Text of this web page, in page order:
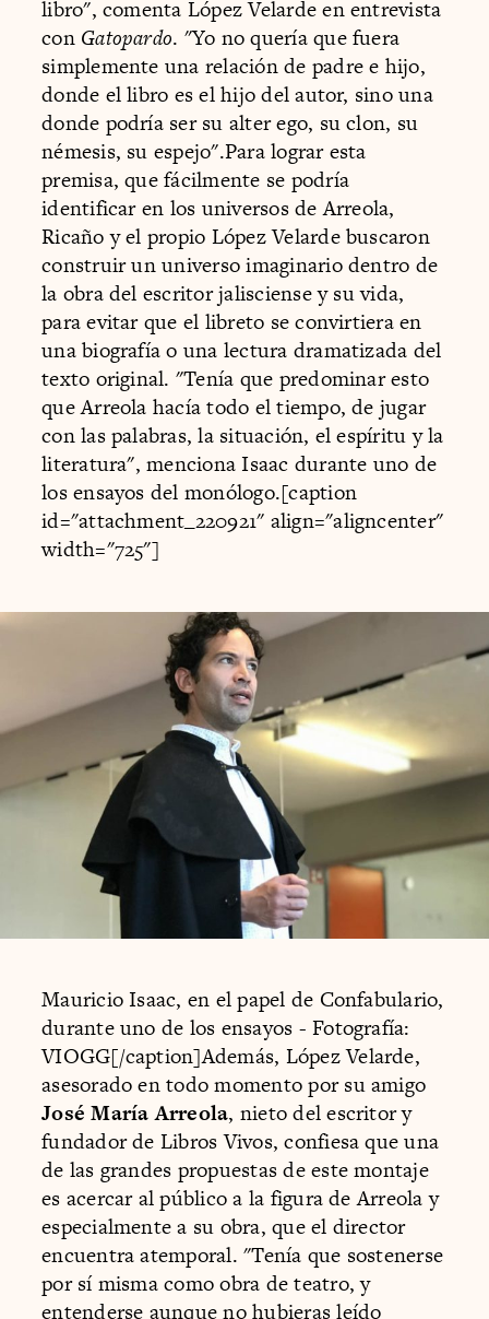
libro", comenta López Velarde en entrevista
con Gatopardo. "Yo no quería que fuera
simplemente una relación de padre e hijo,
donde el libro es el hijo del autor, sino una
donde podría ser su alter ego, su clon, su
némesis, su espejo".Para lograr esta
premisa, que fácilmente se podría
identificar en los universos de Arreola,
Ricaño y el propio López Velarde buscaron
construir un universo imaginario dentro de
la obra del escritor jalisciense y su vida,
para evitar que el libreto se convirtiera en
una biografía o una lectura dramatizada del
texto original. "Tenía que predominar esto
que Arreola hacía todo el tiempo, de jugar
con las palabras, la situación, el espíritu y la
literatura", menciona Isaac durante uno de
los ensayos del monólogo.[caption
id="attachment_220921" align="aligncenter"
width="725"]
Mauricio Isaac, en el papel de Confabulario,
durante uno de los ensayos - Fotografía:
VIOGG[/caption]Además, López Velarde,
asesorado en todo momento por su amigo
José María Arreola, nieto del escritor y
fundador de Libros Vivos, confiesa que una
de las grandes propuestas de este montaje
es acercar al público a la figura de Arreola y
especialmente a su obra, que el director
encuentra atemporal. "Tenía que sostenerse
por sí misma como obra de teatro, y
entenderse aunque no hubieras leído